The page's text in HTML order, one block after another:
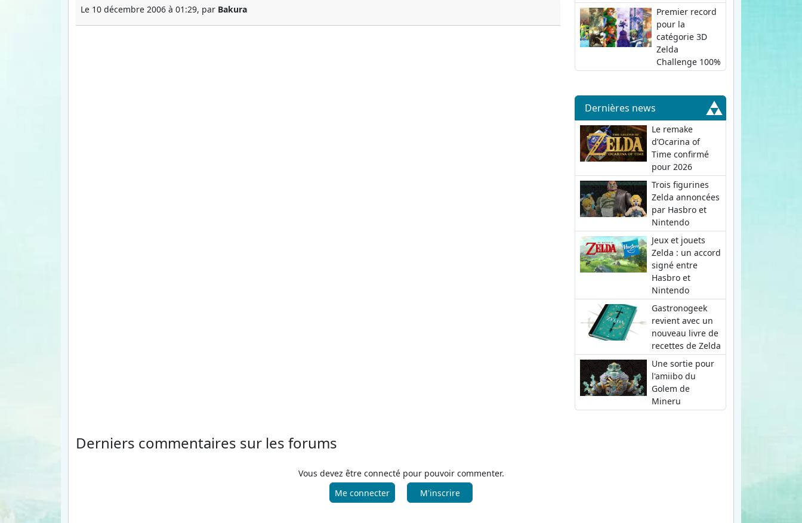
Le 10 décembre 2006 à 01:29, par Bakura
Premier record
pour la
catégorie 3D
Zelda
Challenge 100%
Dernières news
Le remake
d’Ocarina of
Time confirmé
pour 2026
Trois figurines
Zelda annoncées
par Hasbro et
Nintendo
Jeux et jouets
Zelda : un accord
signé entre
Hasbro et
Nintendo
Gastronogeek
revient avec un
nouveau livre de
recettes de Zelda
Une sortie pour
l'amiibo du
Golem de
Mineru
Derniers commentaires sur les forums
Vous devez être connecté pour pouvoir commenter.
Me connecter
M'inscrire